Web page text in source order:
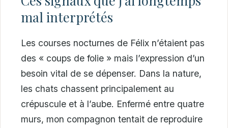
mal interprétés
Les courses nocturnes de Félix n’étaient pas
des « coups de folie » mais l’expression d’un
besoin vital de se dépenser. Dans la nature,
les chats chassent principalement au
crépuscule et à l’aube. Enfermé entre quatre
murs, mon compagnon tentait de reproduire